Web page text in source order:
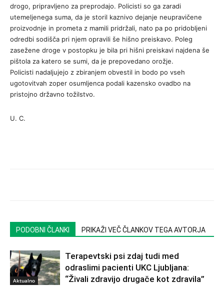
drogo, pripravljeno za preprodajo. Policisti so ga zaradi
utemeljenega suma, da je storil kaznivo dejanje neupravičene
proizvodnje in prometa z mamili pridržali, nato pa po pridobljeni
odredbi sodišča pri njem opravili še hišno preiskavo. Poleg
zasežene droge v postopku je bila pri hišni preiskavi najdena še
pištola za katero se sumi, da je prepovedano orožje.
Policisti nadaljujejo z zbiranjem obvestil in bodo po vseh
ugotovitvah zoper osumljenca podali kazensko ovadbo na
pristojno državno tožilstvo.
U. C.
PODOBNI ČLANKI PRIKAŽI VEČ ČLANKOV TEGA AVTORJA
Aktualno
Terapevtski psi zdaj tudi med
odraslimi pacienti UKC Ljubljana:
“Živali zdravijo drugače kot zdravila”